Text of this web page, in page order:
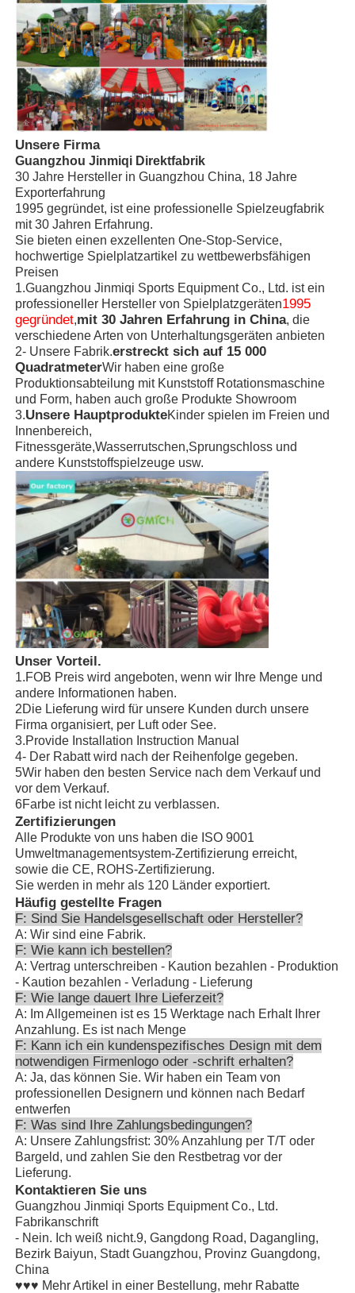
Große Wasserrutsche
Ausrüstung für Wasserparks
Seilspielplatz
Holzspielplatzgeräte
Unsere Firma
Guangzhou Jinmiqi Direktfabrik
30 Jahre Hersteller in Guangzhou China, 18 Jahre
Exporterfahrung
1995 gegründet, ist eine professionelle Spielzeugfabrik
mit 30 Jahren Erfahrung.
Sie bieten einen exzellenten One-Stop-Service,
hochwertige Spielplatzartikel zu wettbewerbsfähigen
Preisen
1.Guangzhou Jinmiqi Sports Equipment Co., Ltd. ist ein
professioneller Hersteller von Spielplatzgeräten1995
gegründet,mit 30 Jahren Erfahrung in China, die
verschiedene Arten von Unterhaltungsgeräten anbieten
2- Unsere Fabrik.erstreckt sich auf 15 000
QuadratmeterWir haben eine große
Produktionsabteilung mit Kunststoff Rotationsmaschine
und Form, haben auch große Produkte Showroom
3.Unsere HauptprodukteKinder spielen im Freien und
Innenbereich,
Fitnessgeräte,Wasserrutschen,Sprungschloss und
andere Kunststoffspielzeuge usw.
Unser Vorteil.
1.FOB Preis wird angeboten, wenn wir Ihre Menge und
andere Informationen haben.
2Die Lieferung wird für unsere Kunden durch unsere
Firma organisiert, per Luft oder See.
3.Provide Installation Instruction Manual
4- Der Rabatt wird nach der Reihenfolge gegeben.
5Wir haben den besten Service nach dem Verkauf und
vor dem Verkauf.
6Farbe ist nicht leicht zu verblassen.
Zertifizierungen
Alle Produkte von uns haben die ISO 9001
Umweltmanagementsystem-Zertifizierung erreicht,
sowie die CE, ROHS-Zertifizierung.
Sie werden in mehr als 120 Länder exportiert.
Häufig gestellte Fragen
F: Sind Sie Handelsgesellschaft oder Hersteller?
A: Wir sind eine Fabrik.
F: Wie kann ich bestellen?
A: Vertrag unterschreiben - Kaution bezahlen - Produktion
- Kaution bezahlen - Verladung - Lieferung
F: Wie lange dauert Ihre Lieferzeit?
A: Im Allgemeinen ist es 15 Werktage nach Erhalt Ihrer
Anzahlung. Es ist nach Menge
F: Kann ich ein kundenspezifisches Design mit dem
notwendigen Firmenlogo oder -schrift erhalten?
A: Ja, das können Sie. Wir haben ein Team von
professionellen Designern und können nach Bedarf
entwerfen
F: Was sind Ihre Zahlungsbedingungen?
A: Unsere Zahlungsfrist: 30% Anzahlung per T/T oder
Bargeld, und zahlen Sie den Restbetrag vor der
Lieferung.
Kontaktieren Sie uns
Guangzhou Jinmiqi Sports Equipment Co., Ltd.
Fabrikanschrift
- Nein. Ich weiß nicht.9, Gangdong Road, Dagangling,
Bezirk Baiyun, Stadt Guangzhou, Provinz Guangdong,
China
♥♥♥ Mehr Artikel in einer Bestellung, mehr Rabatte